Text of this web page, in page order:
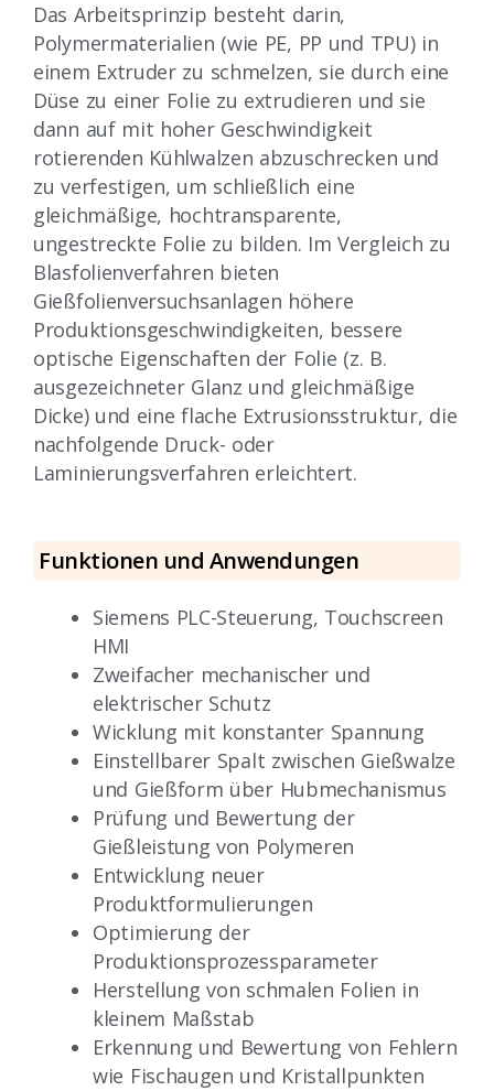
Das Arbeitsprinzip besteht darin,
Polymermaterialien (wie PE, PP und TPU) in
einem Extruder zu schmelzen, sie durch eine
Düse zu einer Folie zu extrudieren und sie
dann auf mit hoher Geschwindigkeit
rotierenden Kühlwalzen abzuschrecken und
zu verfestigen, um schließlich eine
gleichmäßige, hochtransparente,
ungestreckte Folie zu bilden. Im Vergleich zu
Blasfolienverfahren bieten
Gießfolienversuchsanlagen höhere
Produktionsgeschwindigkeiten, bessere
optische Eigenschaften der Folie (z. B.
ausgezeichneter Glanz und gleichmäßige
Dicke) und eine flache Extrusionsstruktur, die
nachfolgende Druck- oder
Laminierungsverfahren erleichtert.
Funktionen und Anwendungen
Siemens PLC-Steuerung, Touchscreen
HMI
Zweifacher mechanischer und
elektrischer Schutz
Wicklung mit konstanter Spannung
Einstellbarer Spalt zwischen Gießwalze
und Gießform über Hubmechanismus
Prüfung und Bewertung der
Gießleistung von Polymeren
Entwicklung neuer
Produktformulierungen
Optimierung der
Produktionsprozessparameter
Herstellung von schmalen Folien in
kleinem Maßstab
Erkennung und Bewertung von Fehlern
wie Fischaugen und Kristallpunkten